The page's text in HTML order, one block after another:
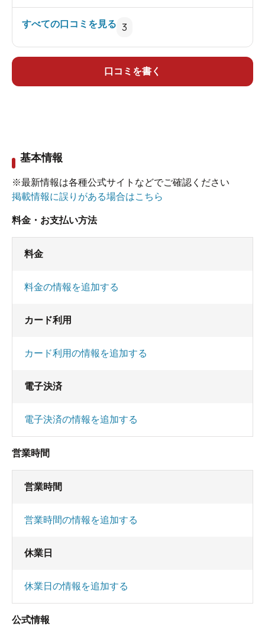
すべての口コミを見る 3
口コミを書く
基本情報
※最新情報は各種公式サイトなどでご確認ください
掲載情報に誤りがある場合はこちら
料金・お支払い方法
料金
料金の情報を追加する
カード利用
カード利用の情報を追加する
電子決済
電子決済の情報を追加する
営業時間
営業時間
営業時間の情報を追加する
休業日
休業日の情報を追加する
公式情報